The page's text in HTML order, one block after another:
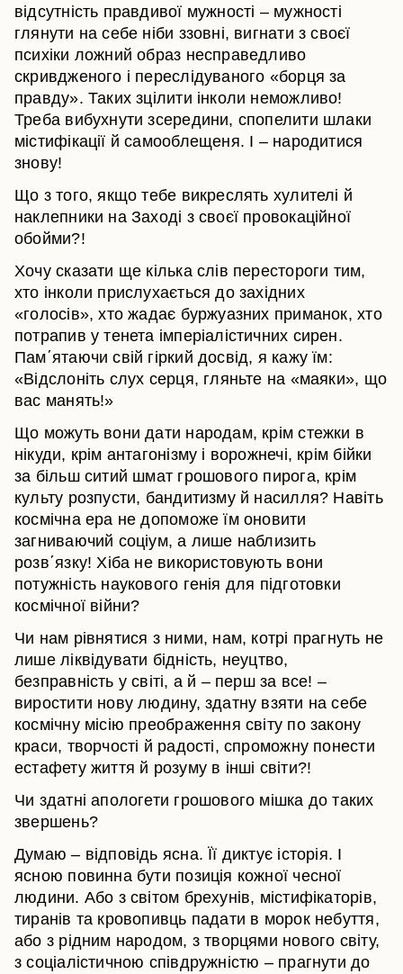
відсутність правдивої мужності – мужності
глянути на себе ніби ззовні, вигнати з своєї
психіки ложний образ несправедливо
скривдженого і переслідуваного «борця за
правду». Таких зцілити інколи неможливо!
Треба вибухнути зсередини, спопелити шлаки
містифікації й самооблещеня. І – народитися
знову!
Що з того, якщо тебе викреслять хулителі й
наклепники на Заході з своєї провокаційної
обойми?!
Хочу сказати ще кілька слів перестороги тим,
хто інколи прислухається до західних
«голосів», хто жадає буржуазних приманок, хто
потрапив у тенета імперіалістичних сирен.
Пам΄ятаючи свій гіркий досвід, я кажу їм:
«Відслоніть слух серця, гляньте на «маяки», що
вас манять!»
Що можуть вони дати народам, крім стежки в
нікуди, крім антагонізму і ворожнечі, крім бійки
за більш ситий шмат грошового пирога, крім
культу розпусти, бандитизму й насилля? Навіть
космічна ера не допоможе їм оновити
загниваючий соціум, а лише наблизить
розв΄язку! Хіба не використовують вони
потужність наукового генія для підготовки
космічної війни?
Чи нам рівнятися з ними, нам, котрі прагнуть не
лише ліквідувати бідність, неуцтво,
безправність у світі, а й – перш за все! –
виростити нову людину, здатну взяти на себе
космічну місію преображення світу по закону
краси, творчості й радості, спроможну понести
естафету життя й розуму в інші світи?!
Чи здатні апологети грошового мішка до таких
звершень?
Думаю – відповідь ясна. Її диктує історія. І
ясною повинна бути позиція кожної чесної
людини. Або з світом брехунів, містифікаторів,
тиранів та кровопивць падати в морок небуття,
або з рідним народом, з творцями нового світу,
з соціалістичною співдружністю – прагнути до